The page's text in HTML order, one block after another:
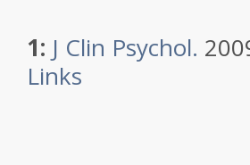
1: J Clin Psychol.
Links